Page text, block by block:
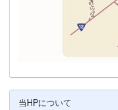
当HPについて